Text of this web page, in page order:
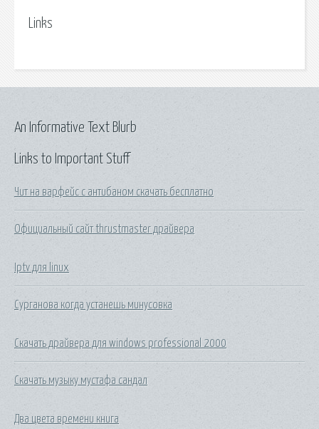
Links
Links to Important Stuff
Чит на варфейс с антибаном скачать бесплатно
Официальный сайт thrustmaster драйвера
Iptv для linux
Сурганова когда устанешь минусовка
Скачать драйвера для windows professional 2000
Скачать музыку мустафа сандал
Два цвета времени книга
An Informative Text Blurb